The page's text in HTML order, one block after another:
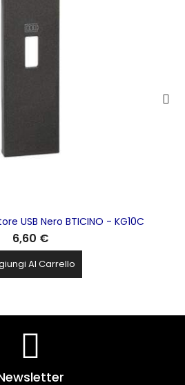
USB Nero BTICINO - KG10C
6,60 €
Al Carrello